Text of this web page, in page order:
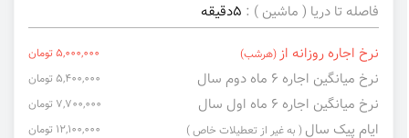
فاصله تا دریا ( ماشین ) : 5دقیقه
نرخ اجاره روزانه از (هرشب) 5,000,000 تومان
نرخ میانگین اجاره ۶ ماه دوم سال 5,400,000 تومان
نرخ میانگین اجاره ۶ ماه اول سال 7,700,000 تومان
ایام پیک سال ( به غیر از تعطیلات خاص ) 12,100,000 تومان